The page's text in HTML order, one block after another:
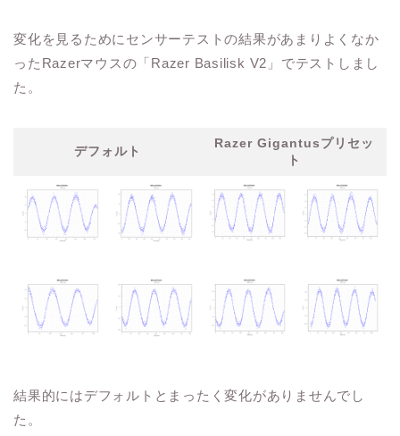
変化を見るためにセンサーテストの結果があまりよくなか
ったRazerマウスの「Razer Basilisk V2」でテストしまし
た。
デフォルト
Razer Gigantusプリセッ
ト
結果的にはデフォルトとまったく変化がありませんでし
た。